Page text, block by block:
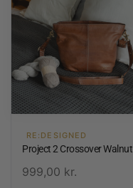
RE:DESIGNED
Project 2 Crossover Walnut
999,00 kr.